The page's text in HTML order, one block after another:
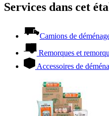
Services dans cet
Camions de
Remorques et
Accessoires de